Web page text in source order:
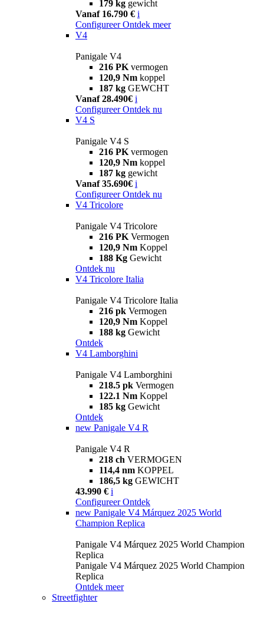
179 kg gewicht
Vanaf 16.790 € i
Configureer Ontdek meer
V4
Panigale V4
216 PK vermogen
120,9 Nm koppel
187 kg GEWCHT
Vanaf 28.490€ i
Configureer Ontdek nu
V4 S
Panigale V4 S
216 PK vermogen
120,9 Nm koppel
187 kg gewicht
Vanaf 35.690€ i
Configureer Ontdek nu
V4 Tricolore
Panigale V4 Tricolore
216 PK Vermogen
120,9 Nm Koppel
188 Kg Gewicht
Ontdek nu
V4 Tricolore Italia
Panigale V4 Tricolore Italia
216 pk Vermogen
120,9 Nm Koppel
188 kg Gewicht
Ontdek
V4 Lamborghini
Panigale V4 Lamborghini
218.5 pk Vermogen
122.1 Nm Koppel
185 kg Gewicht
Ontdek
new Panigale V4 R
Panigale V4 R
218 ch VERMOGEN
114,4 nm KOPPEL
186,5 kg GEWICHT
43.990 € i
Configureer Ontdek
new Panigale V4 Márquez 2025 World
Champion Replica
Panigale V4 Márquez 2025 World Champion
Replica
Panigale V4 Márquez 2025 World Champion
Replica
Ontdek meer
Streetfighter